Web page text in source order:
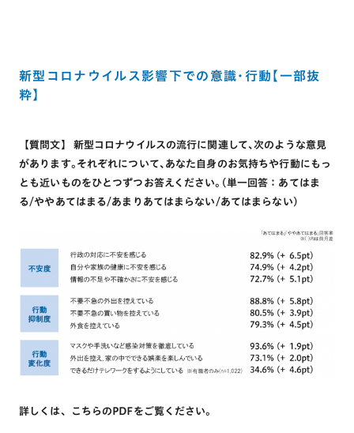
新型コロナウイルス影響下での意識･行動【一部抜
粋】
【質問文】 新型コロナウイルスの流行に関連して､次のような意見
があります｡それぞれについて､あなた自身のお気持ちや行動にもっ
とも近いものをひとつずつお答えください｡(単一回答：あてはま
る/ややあてはまる/あまりあてはまらない/あてはまらない)
詳しくは、こちらのPDFをご覧ください。